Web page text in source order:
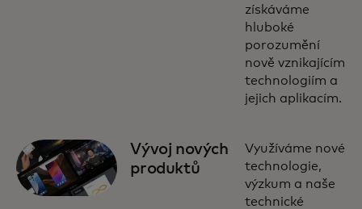
získáváme
hluboké
porozumění
nově vznikajícím
technologiím a
jejich aplikacím.
Vývoj nových
produktů
Využíváme nové
technologie,
výzkum a naše
technické